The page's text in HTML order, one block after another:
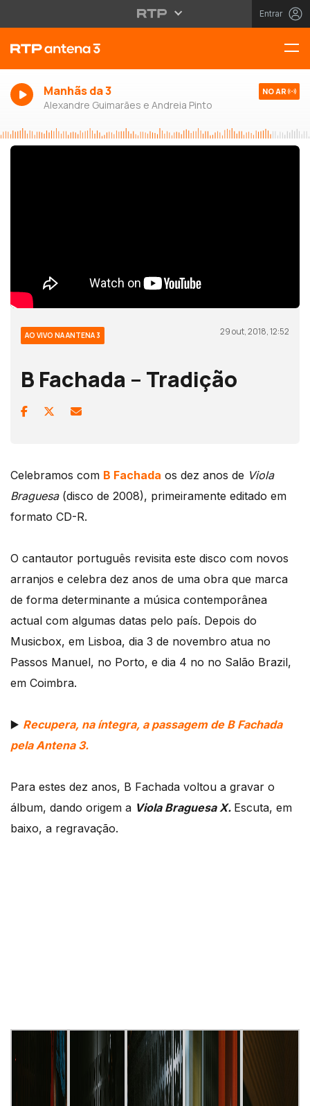
Entrar
Manhãs da 3
Alexandre Guimarães e Andreia Pinto
NO AR
AO VIVO NA ANTENA 3 29 out, 2018, 12:52
B Fachada – Tradição
Celebramos com B Fachada os dez anos de Viola
Braguesa(disco de 2008), primeiramente editado em
formato CD-R.
O cantautor português revisita este disco com novos
arranjos e celebra dez anos de uma obra que marca
de forma determinante a música contemporânea
actual com algumas datas pelo país. Depois do
Musicbox, em Lisboa, dia 3 de novembro atua no
Passos Manuel, no Porto, e dia 4 no no Salão Brazil,
em Coimbra.
▶️ Recupera, na íntegra, a passagem de B Fachada
pela Antena 3.
Para estes dez anos, B Fachada voltou a gravar o
álbum, dando origem a Viola Braguesa X. Escuta, em
baixo, a regravação.